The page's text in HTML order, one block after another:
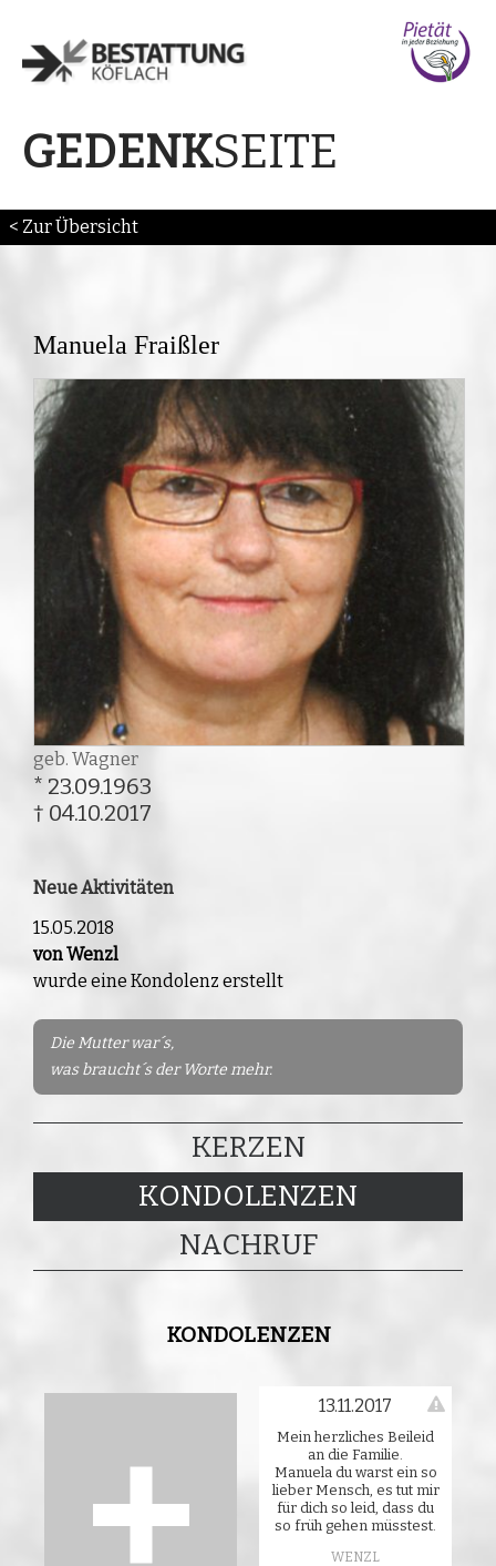
GEDENKSEITE
< Zur Übersicht
Manuela Fraißler
geb. Wagner
* 23.09.1963
† 04.10.2017
Neue Aktivitäten
15.05.2018
von Wenzl
wurde eine Kondolenz erstellt
Die Mutter war´s,
was braucht´s der Worte mehr.
KERZEN
KONDOLENZEN
NACHRUF
KONDOLENZEN
13.11.2017
Mein herzliches Beileid
an die Familie.
Manuela du warst ein so
lieber Mensch, es tut mir
für dich so leid, dass du
so früh gehen müsstest.
WENZL